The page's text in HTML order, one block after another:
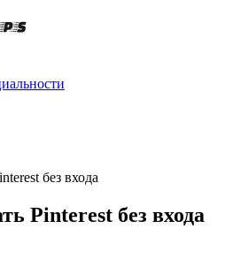
без входа
Pinterest без входа